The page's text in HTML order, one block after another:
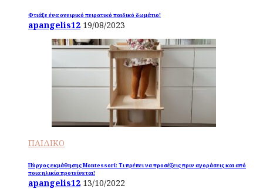
Φτιάξε ένα ονειρικό πειρατικό παιδικό δωμάτιο!
apangelis12 19/08/2023
ΠΑΙΔΙΚΟ
Πύργος εκμάθησης Montessori: Τι πρέπει να προσέξεις πριν αγοράσεις και από
ποια ηλικία προτείνεται!
apangelis12 13/10/2022